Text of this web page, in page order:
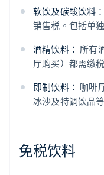
软饮及碳酸饮料：
销售税。包括单
酒精饮料： 所有
厅购买）都需缴
即制饮料： 咖啡
冰沙及特调饮品
免税饮料
English